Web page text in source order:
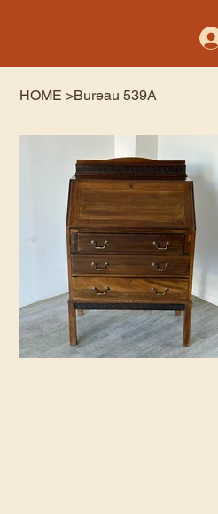
HOME >Bureau 539A